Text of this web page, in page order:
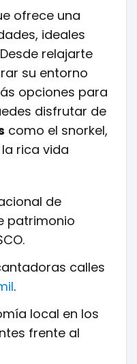
ofrece una
ideales
relajarte
su entorno
opciones para
disfrutar de
como el snorkel,
rica vida
de
patrimonio
calles
.
local en los
frente al